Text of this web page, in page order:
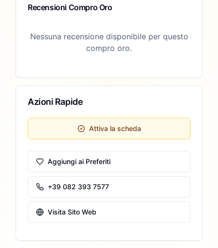
Recensioni Compro Oro
Nessuna recensione disponibile per questo
compro oro.
Azioni Rapide
Attiva la scheda
Aggiungi ai Preferiti
+39 082 393 7577
Visita Sito Web